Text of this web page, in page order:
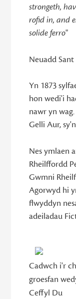
strongeth,
rofid in, and
solide ferro"
Neuadd
Yn 1873
hon wedi'i
nawr yn
Gelli Aur,
Nes ymlaen
Rheilffordd
Gwmni
Agorwyd hi
flwyddyn
adeiladau
Cadwch i'r
groesfan
Ceffyl Du